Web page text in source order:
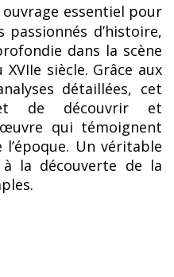
essentiel pour
d’histoire,
dans la scène
siècle. Grâce aux
détaillées, cet
de découvrir et
qui témoignent
Un véritable
la découverte de la